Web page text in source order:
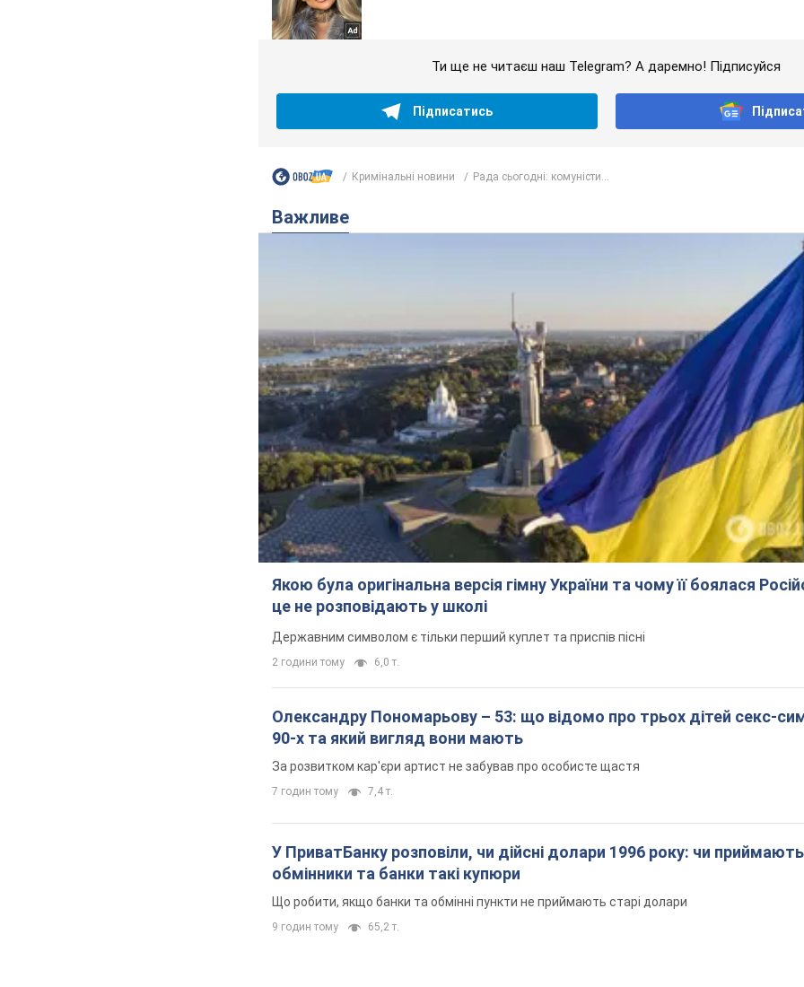
Ти ще не читаєш наш Telegram? А даремно! Підписуйся
Підписатись
Кримінальні новини Рада сьогодні: комуністи...
Важливе
Якою була оригінальна версія гімну України та чому її боялася
це не розповідають у школі
Державним символом є тільки перший куплет та приспів пісні
2 години тому 6,0 т.
Олександру Пономарьову – 53: що відомо про трьох дітей секс-
90-х та який вигляд вони мають
За розвитком кар'єри артист не забував про особисте щастя
7 годин тому 7,4 т.
У ПриватБанку розповіли, чи дійсні долари 1996 року: чи приймають
обмінники та банки такі купюри
Що робити, якщо банки та обмінні пункти не приймають старі долари
9 годин тому 65,2 т.